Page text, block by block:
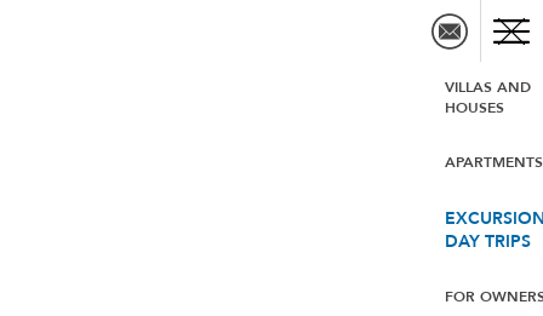
VILLAS AND
HOUSES
APARTMENTS
DAY TRIPS
FOR